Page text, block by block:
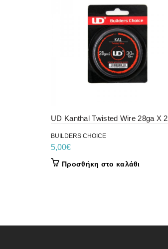
UD Kanthal Twisted Wire 28ga X 2
BUILDERS CHOICE
5,00€
Προσθήκη στο καλάθι